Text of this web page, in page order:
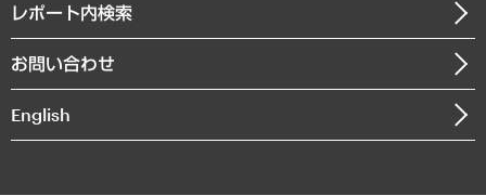
まちづくり・観光・交通・スポーツ・スマートシティ
自然資源・農林水産業・食料システム
沿革
組織図・本部部室紹介
インドネシア現地法人
レポート内検索
お問い合わせ
English